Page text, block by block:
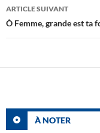
ARTICLE SUIVANT
Ô Femme, grande est ta
À NOTER